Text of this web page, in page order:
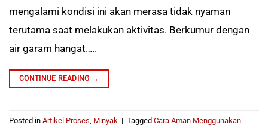
mengalami kondisi ini akan merasa tidak nyaman
terutama saat melakukan aktivitas. Berkumur dengan
air garam hangat…..
CONTINUE READING →
Posted in Artikel Proses, Minyak | Tagged Cara Aman Menggunakan